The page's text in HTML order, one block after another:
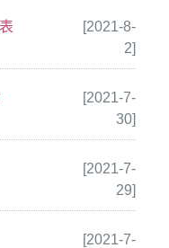
[2021-8-
2]
[2021-7-
30]
[2021-7-
29]
[2021-7-